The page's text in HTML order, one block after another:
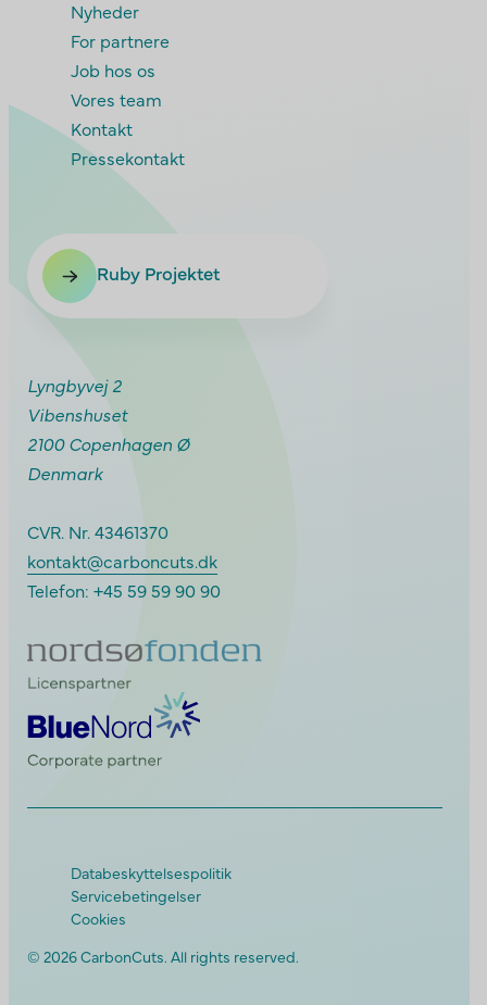
Nyheder
For partnere
Job hos os
Vores team
Kontakt
Pressekontakt
Ruby Projektet
Lyngbyvej 2
Vibenshuset
2100 Copenhagen Ø
Denmark
CVR. Nr. 43461370
kontakt@carboncuts.dk
Telefon: +45 59 59 90 90
© 2026 CarbonCuts. All rights reserved.
Databeskyttelsespolitik
Servicebetingelser
Cookies